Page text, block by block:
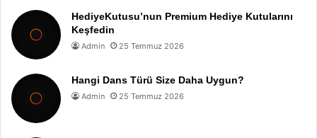
HediyeKutusu’nun Premium Hediye Kutularını
Keşfedin
Admin 25 Temmuz 2026
Hangi Dans Türü Size Daha Uygun?
Admin 25 Temmuz 2026